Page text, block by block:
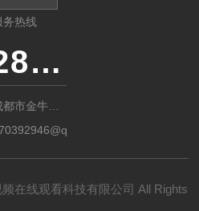
务热线
028-87741718
都市金牛区
府路799号1
在线观看科技有限公司 All Rights